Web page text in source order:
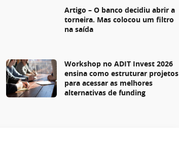
Artigo – O banco decidiu abrir a
torneira. Mas colocou um filtro
na saída
Workshop no ADIT Invest 2026
ensina como estruturar projetos
para acessar as melhores
alternativas de funding